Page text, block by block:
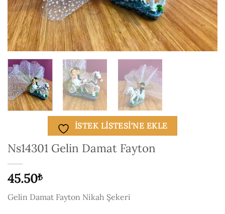
ISTEK LISTESI'NE EKLE
Ns14301 Gelin Damat Fayton
45.50₺
Gelin Damat Fayton Nikah Şekeri